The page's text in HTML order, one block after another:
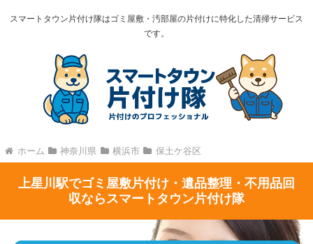
スマートタウン片付け隊はゴミ屋敷・汚部屋の片付けに特化した清掃サービス
です。
ホーム 神奈川県 横浜市 保土ケ谷区
上星川駅でゴミ屋敷片付け・遺品整理・不用品回
収ならスマートタウン片付け隊